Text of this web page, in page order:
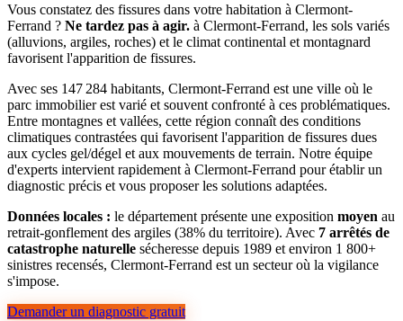
Vous constatez des fissures dans votre habitation à Clermont-
Ferrand ? Ne tardez pas à agir. à Clermont-Ferrand, les sols variés
(alluvions, argiles, roches) et le climat continental et montagnard
favorisent l'apparition de fissures.
Avec ses 147 284 habitants, Clermont-Ferrand est une ville où le
parc immobilier est varié et souvent confronté à ces problématiques.
Entre montagnes et vallées, cette région connaît des conditions
climatiques contrastées qui favorisent l'apparition de fissures dues
aux cycles gel/dégel et aux mouvements de terrain. Notre équipe
d'experts intervient rapidement à Clermont-Ferrand pour établir un
diagnostic précis et vous proposer les solutions adaptées.
Données locales : le département présente une exposition moyen au
retrait-gonflement des argiles (38% du territoire). Avec 7 arrêtés de
catastrophe naturelle sécheresse depuis 1989 et environ 1 800+
sinistres recensés, Clermont-Ferrand est un secteur où la vigilance
s'impose.
Demander un diagnostic gratuit